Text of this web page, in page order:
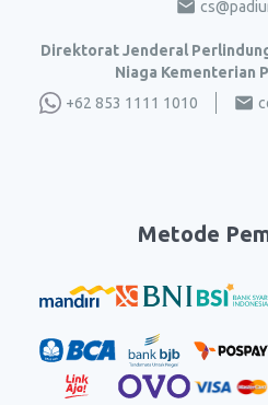
Direktorat Jenderal
Niaga Kementerian
+62 853 1111 1010
Metode